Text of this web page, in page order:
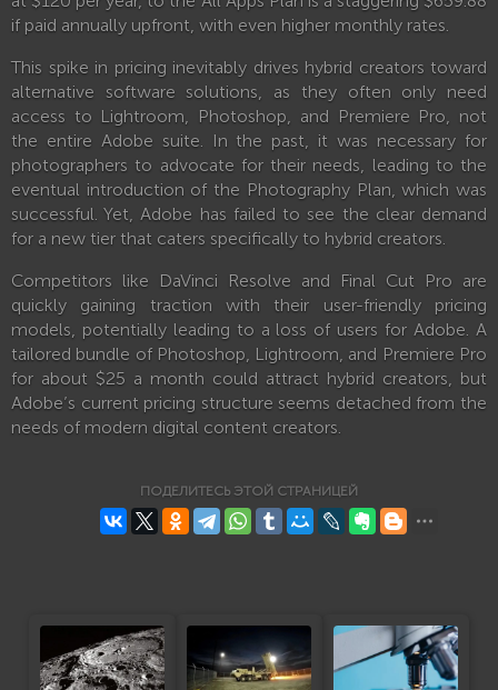
if paid annually upfront, with even higher monthly rates.
This spike in pricing inevitably drives hybrid creators toward
alternative software solutions, as they often only need
access to Lightroom, Photoshop, and Premiere Pro, not
the entire Adobe suite. In the past, it was necessary for
photographers to advocate for their needs, leading to the
eventual introduction of the Photography Plan, which was
successful. Yet, Adobe has failed to see the clear demand
for a new tier that caters specifically to hybrid creators.
Competitors like DaVinci Resolve and Final Cut Pro are
quickly gaining traction with their user-friendly pricing
models, potentially leading to a loss of users for Adobe. A
tailored bundle of Photoshop, Lightroom, and Premiere Pro
for about $25 a month could attract hybrid creators, but
Adobe’s current pricing structure seems detached from the
needs of modern digital content creators.
ПОДЕЛИТЕСЬ ЭТОЙ СТРАНИЦЕЙ